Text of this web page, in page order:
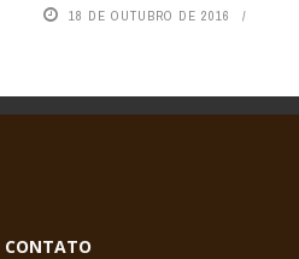
18 DE OUTUBRO DE 2016